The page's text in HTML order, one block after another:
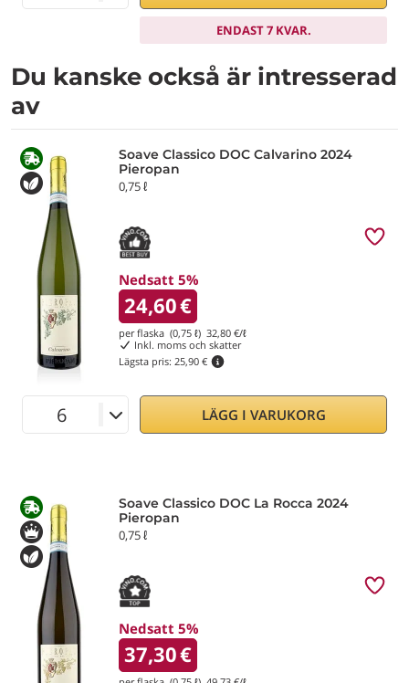
ENDAST 7 KVAR.
Du kanske också är intresserad
av
Soave Classico DOC Calvarino 2024
Pieropan
0,75 ℓ
Nedsatt 5%
24,60€
per flaska (0,75 ℓ) 32,80 €/ℓ
Inkl. moms och skatter
Lägsta pris: 25,90 €
LÄGG I VARUKORG
Soave Classico DOC La Rocca 2024
Pieropan
0,75 ℓ
Nedsatt 5%
37,30€